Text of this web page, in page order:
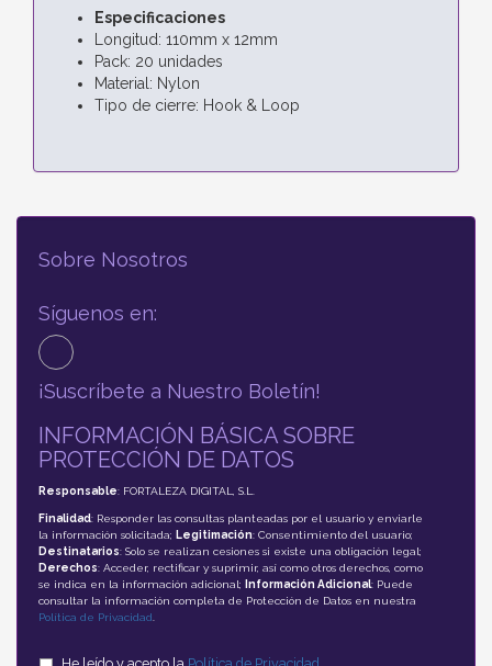
Especificaciones
Longitud: 110mm x 12mm
Pack: 20 unidades
Material: Nylon
Tipo de cierre: Hook & Loop
Sobre Nosotros
Síguenos en:
¡Suscríbete a Nuestro Boletín!
INFORMACIÓN BÁSICA SOBRE
PROTECCIÓN DE DATOS
Responsable: FORTALEZA DIGITAL, S.L.
Finalidad: Responder las consultas planteadas por el usuario y enviarle
la información solicitada; Legitimación: Consentimiento del usuario;
Destinatarios: Solo se realizan cesiones si existe una obligación legal;
Derechos: Acceder, rectificar y suprimir, así como otros derechos, como
se indica en la información adicional;
Información Adicional: Puede
consultar la información completa de Protección de Datos en nuestra
Política de Privacidad